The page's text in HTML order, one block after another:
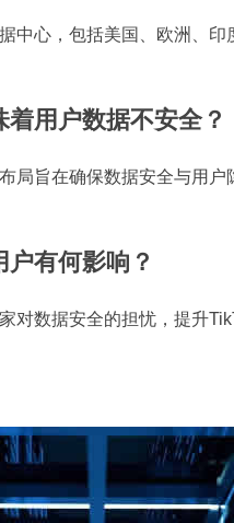
中心，包括美国、欧洲、印
用户数据不安全？
局旨在确保数据安全与用户
有何影响？
对数据安全的担忧，提升